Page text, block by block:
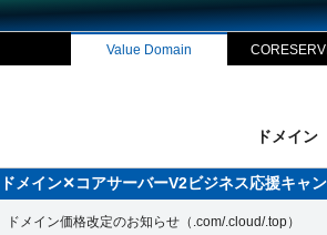
Value Domain
ドメイン
メイン検索
アサーバー
Domain ネットde診断
得意様割引
メイン✕コアサーバーV2ビジネス応援キャ
ドメイン価格改定のお知らせ（.com/.cloud/.top）